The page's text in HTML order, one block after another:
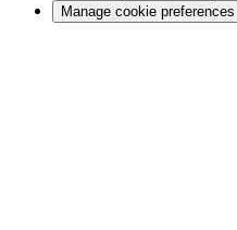
Manage cookie preferences